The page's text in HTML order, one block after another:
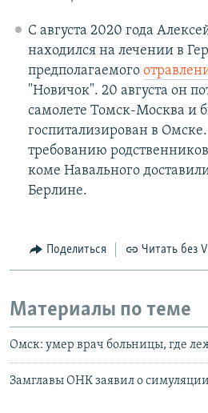
С августа 2020 года
находился на лечении в
предполагаемого
"Новичок". 20 августа он
самолете Томск-Москва и
госпитализирован в
требованию
коме Навального
Берлине.
Поделиться Читать без
Материалы по теме
Омск: умер врач больницы, где
Замглавы ОНК заявил о